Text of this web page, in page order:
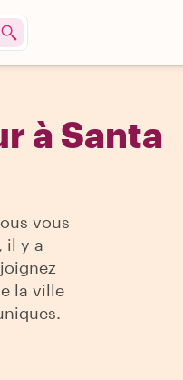
à Santa
vous
il y a
la ville